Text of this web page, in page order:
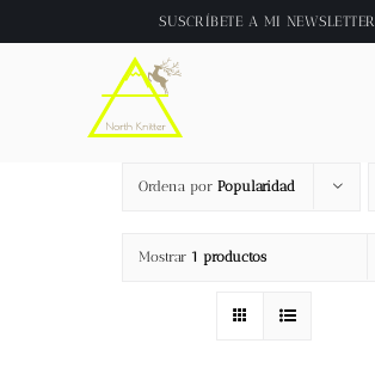
al
SUSCRÍBETE A MI NEWSLETTER
Inicio
About
Tienda
Ordena por Popularidad
Mostrar 1 productos